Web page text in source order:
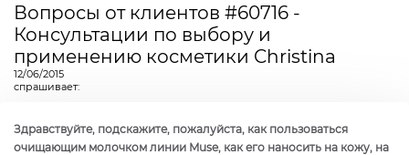
Вопросы от клиентов #60716 -
Консультации по выбору и
применению косметики Christina
12/06/2015
спрашивает:
Здравствуйте, подскажите, пожалуйста, как пользоваться
очищающим молочком линии Muse, как его наносить на кожу, на